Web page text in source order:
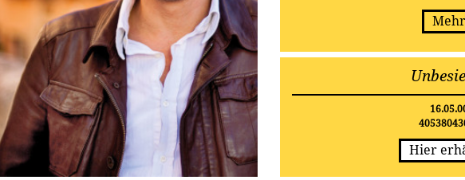
„Unbesiegbar“, die
von Martin
Hier